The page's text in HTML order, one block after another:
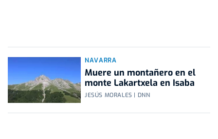
NAVARRA
Muere un montañero en el
monte Lakartxela en Isaba
JESÚS MORALES | DNN